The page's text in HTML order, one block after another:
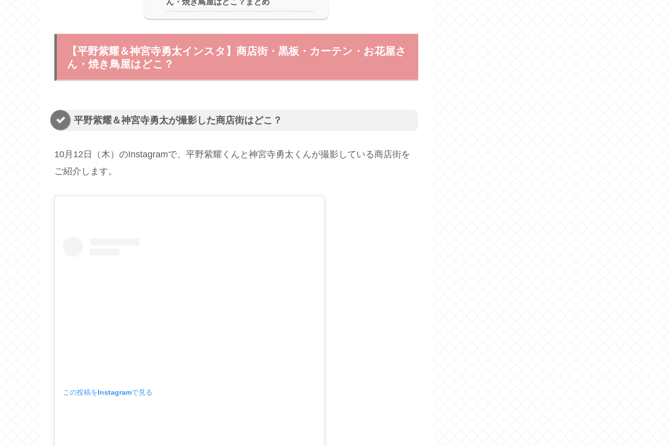
【平野紫耀＆神宮寺勇太インスタ】商店街・黒板・カーテン・お花屋さ
ん・焼き鳥屋はどこ？
平野紫耀＆神宮寺勇太が撮影した商店街はどこ？
10月12日（木）のInstagramで、平野紫耀くんと神宮寺勇太くんが撮影している商店街を
ご紹介します。
この投稿をInstagramで見る